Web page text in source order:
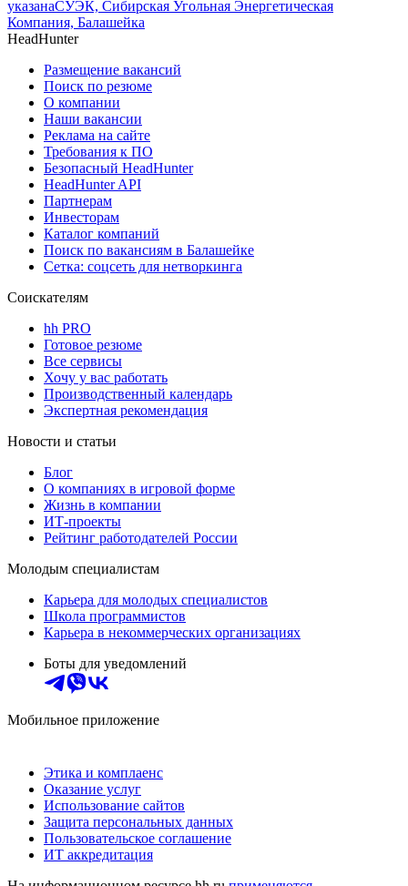
указанаСУЭК, Сибирская Угольная Энергетическая
Компания, Балашейка
HeadHunter
Размещение вакансий
Поиск по резюме
О компании
Наши вакансии
Реклама на сайте
Требования к ПО
Безопасный HeadHunter
HeadHunter API
Партнерам
Инвесторам
Каталог компаний
Поиск по вакансиям в Балашейке
Сетка: соцсеть для нетворкинга
Соискателям
hh PRO
Готовое резюме
Все сервисы
Хочу у вас работать
Производственный календарь
Экспертная рекомендация
Новости и статьи
Блог
О компаниях в игровой форме
Жизнь в компании
ИТ-проекты
Рейтинг работодателей России
Молодым специалистам
Карьера для молодых специалистов
Школа программистов
Карьера в некоммерческих организациях
Боты для уведомлений
Мобильное приложение
Этика и комплаенс
Оказание услуг
Использование сайтов
Защита персональных данных
Пользовательское соглашение
ИТ аккредитация